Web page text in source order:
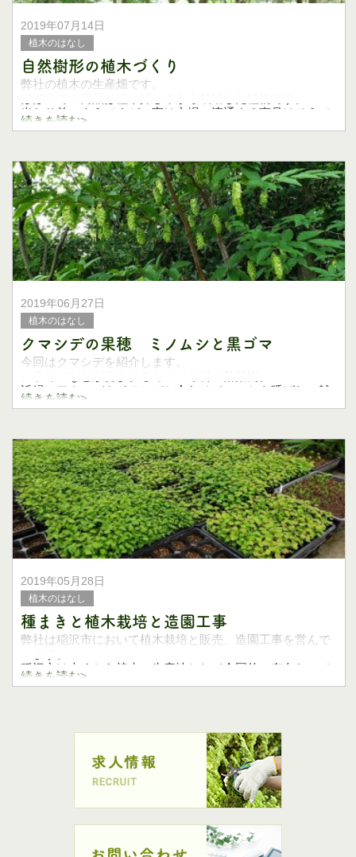
2019年07月14日
植木のはなし
自然樹形の植木づくり
弊社の植木の生産畑です。
当たり前のようですが、実は市場に流通する商品はそうで
というのは現在、山野に自生する樹
続きを読む>
2019年06月27日
植木のはなし
クマシデの果穂 ミノムシと黒ゴマ
今回はクマシデを紹介します。
近縁のアカシデやイヌシデと合わせてソロとも呼ばれ、雑
続きを読む>
2019年05月28日
植木のはなし
種まきと植木栽培と造園工事
弊社は稲沢市において植木栽培と販売、造園工事を営んで
稲沢市は古くから植木の生産地として全国的に有名なので
続きを読む>